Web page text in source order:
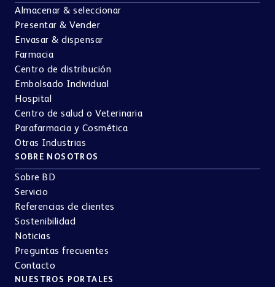
Almacenar & seleccionar
Presentar & Vender
Envasar & dispensar
Farmacia
Centro de distribución
Embolsado Individual
Hospital
Centro de salud o Veterinaria
Parafarmacia y Cosmética
Otras Industrias
SOBRE NOSOTROS
Sobre BD
Servicio
Referencias de clientes
Sostenibilidad
Noticias
Preguntas frecuentes
Contacto
NUESTROS PORTALES